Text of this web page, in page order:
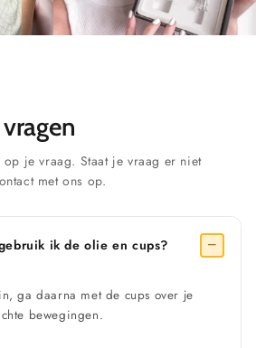
je vraag. Staat je vraag er niet
met ons op.
ik de olie en cups? −
ga daarna met de cups over je
bewegingen.